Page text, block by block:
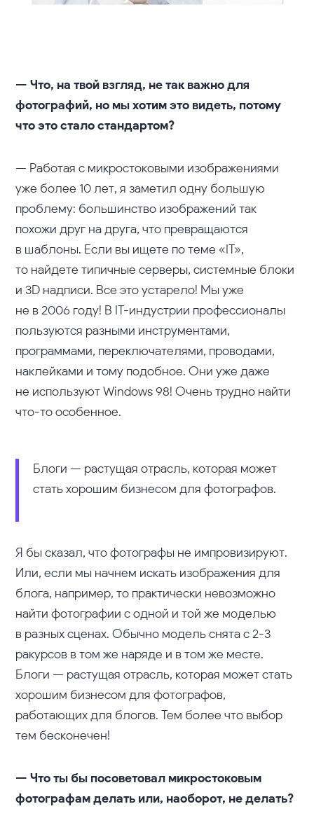
— Что, на твой взгляд, не так важно для
фотографий, но мы хотим это видеть, потому
что это стало стандартом?
— Работая с микростоковыми изображениями
уже более 10 лет, я заметил одну большую
проблему: большинство изображений так
похожи друг на друга, что превращаются
в шаблоны. Если вы ищете по теме «IT»,
то найдете типичные серверы, системные блоки
и 3D надписи. Все это устарело! Мы уже
не в 2006 году! В IT-индустрии профессионалы
пользуются разными инструментами,
программами, переключателями, проводами,
наклейками и тому подобное. Они уже даже
не используют Windows 98! Очень трудно найти
что-то особенное.
Блоги — растущая отрасль, которая может
стать хорошим бизнесом для фотографов.
Я бы сказал, что фотографы не импровизируют.
Или, если мы начнем искать изображения для
блога, например, то практически невозможно
найти фотографии с одной и той же моделью
в разных сценах. Обычно модель снята с 2-3
ракурсов в том же наряде и в том же месте.
Блоги — растущая отрасль, которая может стать
хорошим бизнесом для фотографов,
работающих для блогов. Тем более что выбор
тем бесконечен!
— Что ты бы посоветовал микростоковым
фотографам делать или, наоборот, не делать?